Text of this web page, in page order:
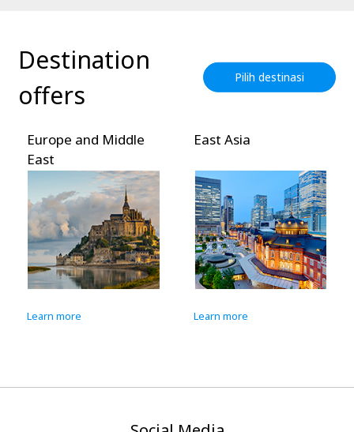
Destination
offers
Pilih destinasi
Europe and Middle
East
Learn more
East Asia
Learn more